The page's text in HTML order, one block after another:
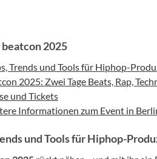
2025
Trends und Tools für Hiphop-
2025: Zwei Tage Beats, Rap,
und Tickets
Informationen zum Event in
und Tools für Hiphop-